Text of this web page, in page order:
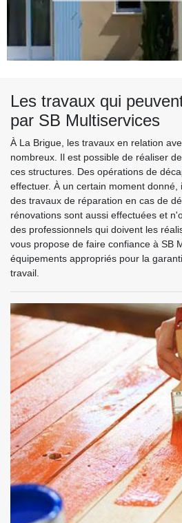
Les travaux qui
par SB Multiservices
À La Brigue, les travaux en relation
nombreux. Il est possible de réaliser
ces structures. Des opérations de
effectuer. À un certain moment donné,
des travaux de réparation en cas de
rénovations sont aussi effectuées et
des professionnels qui doivent les
vous propose de faire confiance à SB
équipements appropriés pour la
travail.